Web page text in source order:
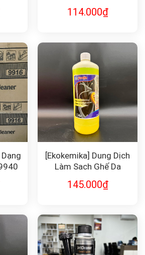
114.000₫
[Ekokemika] Dung Dịch
Làm Sạch Ghế Da
145.000₫